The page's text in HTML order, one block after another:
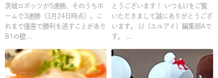
ンをもっと盛り上げたい！
茨城ロボッツが5連勝、そのうちホ
ームで3連勝（3月24日時点）。こ
れまで僅差で勝利を逃すことがあり
B1の壁...
とうございます！ いつもLIをご覧
いただきまして誠にありがとうござ
います。 LI（エルアイ）編集部Aで
す。 ...